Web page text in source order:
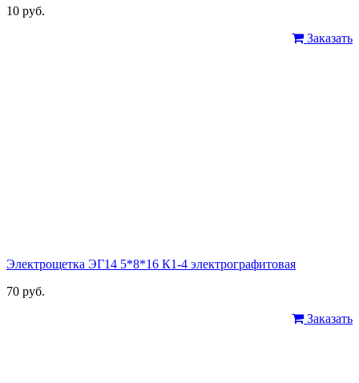
10 руб.
Заказать
Электрощетка ЭГ14 5*8*16 К1-4 электрографитовая
70 руб.
Заказать